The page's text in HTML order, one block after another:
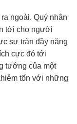
ngoài. Quý nhân
tới cho người
sự tràn đầy năng
cực đó tới
tướng của một
tốn với những